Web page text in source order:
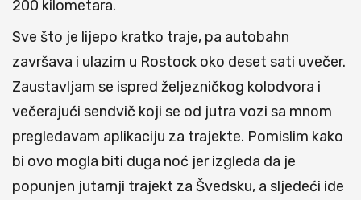
200 kilometara.
Sve što je lijepo kratko traje, pa autobahn
završava i ulazim u Rostock oko deset sati uvečer.
Zaustavljam se ispred željezničkog kolodvora i
večerajući sendvič koji se od jutra vozi sa mnom
pregledavam aplikaciju za trajekte. Pomislim kako
bi ovo mogla biti duga noć jer izgleda da je
popunjen jutarnji trajekt za Švedsku, a sljedeći ide